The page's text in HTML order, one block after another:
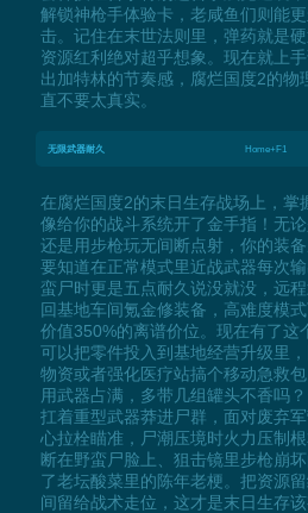
解锁神枪手体验卡，老咸鱼们则能
击。记住在末世法则里，弹药就是
资源红利绝对超乎想象。现在就上
出加特林的节奏感，腐烂国度2的物
直不要太真实。
无限武器耐久 Home+F1
在腐烂国度2的末日生存战场上，掌
像给你的战斗系统开了金手指！无
还是用步枪玩无间断点射，你的装备
要知道在正常模式里近战武器每次
蛮尸时更是五点耐久说没就没，远
回基地车间氪金修装备，高难度模
价值350%的离谱价位。现在有了这
可以把零件投入到基地经营升级里
物资或者强化医疗站搞个移动急救
用武器占满，多带几组罐头不香吗
扛着重型武器莽进尸群，面对废弃
心拉栓瞄准，尸潮压境时火力压制
断在野蛮尸脸上、狙击镜里步枪崩
了老坛酸菜里的陈年老梗。把资源
间留给战术走位，这才是末日生存该